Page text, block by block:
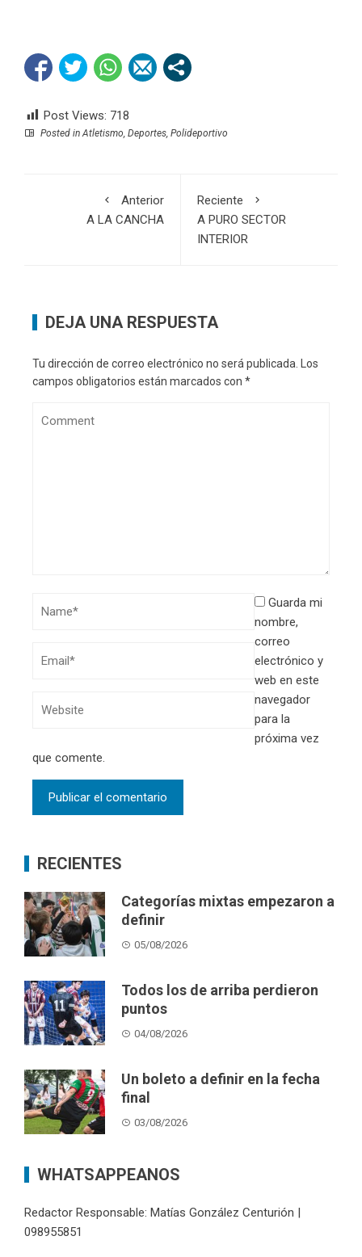
Post Views: 718
Posted inAtletismo, Deportes, Polideportivo
Anterior
A LA CANCHA
Reciente
A PURO SECTOR
INTERIOR
DEJA UNA RESPUESTA
Tu dirección de correo electrónico no será publicada. Los
campos obligatorios están marcados con *
Guarda mi
nombre,
correo
electrónico y
web en este
navegador
para la
próxima vez
que comente.
RECIENTES
Categorías mixtas empezaron a
definir
05/08/2026
Todos los de arriba perdieron
puntos
04/08/2026
Un boleto a definir en la fecha
final
03/08/2026
WHATSAPPEANOS
Redactor Responsable: Matías González Centurión |
098955851